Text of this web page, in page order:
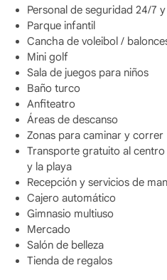
Personal de seguridad 24/7
Parque infantil
Cancha de voleibol /
Mini golf
Sala de juegos para niños
Baño turco
Anfiteatro
Áreas de descanso
Zonas para caminar y correr
Transporte gratuito al
y la playa
Recepción y servicios de
Cajero automático
Gimnasio multiuso
Mercado
Salón de belleza
Tienda de regalos